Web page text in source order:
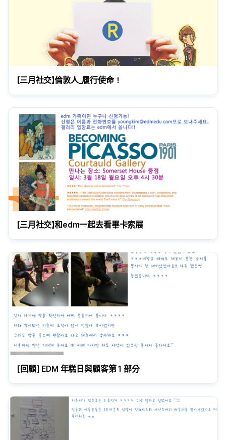
【三月社交】倫敦人_履行使命！
【三月社交】和edm一起去看畢卡索展
[回顧] EDM 年糕日與顧客第 1 部分